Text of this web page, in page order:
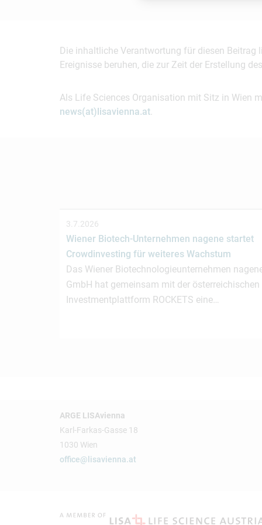
Die inhaltliche Verantwortung für diesen
Ereignisse beruhen, die zur Zeit der Erstellung
Als Life Sciences Organisation mit Sitz in Wien
news(at)lisavienna.at.
3.7.2026
Wiener Biotech-Unternehmen nagene startet
Crowdinvesting für weiteres Wachstum
Das Wiener Biotechnologieunternehmen
GmbH hat gemeinsam mit der österreichischen
Investmentplattform ROCKETS eine…
ARGE LISAvienna
Karl-Farkas-Gasse 18
1030 Wien
office@lisavienna.at